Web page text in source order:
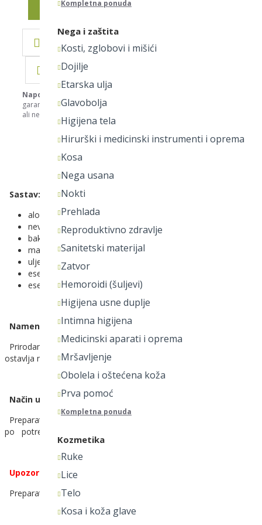
Kompletna ponuda
Nega i zaštita
Kosti, zglobovi i mišići
Dojilje
Etarska ulja
Glavobolja
Higijena tela
Hirurški i medicinski instrumenti i oprema
Kosa
Nega usana
Nokti
Prehlada
Reproduktivno zdravlje
Sanitetski materijal
Zatvor
Hemoroidi (šuljevi)
Higijena usne duplje
Intimna higijena
Medicinski aparati i oprema
Mršavljenje
Obolela i oštećena koža
Prva pomoć
Kompletna ponuda
Kozmetika
Ruke
Lice
Telo
Kosa i koža glave
DODAJ ZA POREĐENJE
Napomena:
garantujemo da su svi opisi kompletni i bez greške. Svi artikli prikazani
ali ne podrazumeva da su dostupni u svakom trenutku. Hvala na
Sastav:
aloe vera
neven
bakop
mala balonska loza
ulje nim drveta
esencijalno ulje nane
esencijalno ulje čajevca
Namena:
Prirodan preparat koji efikasno deluje protiv svraba, iritacije i
ostavlja masne niti lepljive tragove na koži.
Način upotrebe:
Preparat pre upotrebe dobro promućkati, a zatim naneti na
po potrebi. Nije namenjeno za primenu oko očiju, usta i
Upozorenje:
Preparat je namenjen isključivo za spoljašnju upotrebu. Ne gutati.